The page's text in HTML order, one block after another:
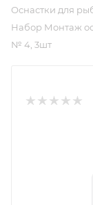
Оснастки для
Набор Монтаж
№ 4, 3шт